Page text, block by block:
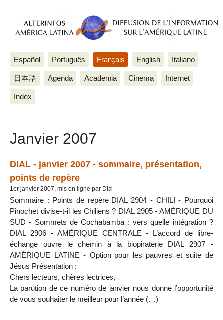
Español Português Français English Italiano
日本語 Agenda Academia Cinema Internet
Index
Janvier 2007
DIAL - janvier 2007 - sommaire, présentation,
points de repère
1er janvier 2007, mis en ligne par Dial
Sommaire : Points de repère DIAL 2904 - CHILI - Pourquoi
Pinochet divise-t-il les Chiliens ? DIAL 2905 - AMÉRIQUE DU
SUD - Sommets de Cochabamba : vers quelle intégration ?
DIAL 2906 - AMÉRIQUE CENTRALE - L’accord de libre-
échange ouvre le chemin à la biopiraterie DIAL 2907 -
AMÉRIQUE LATINE - Option pour les pauvres et suite de
Jésus Présentation :
Chers lecteurs, chères lectrices,
La parution de ce numéro de janvier nous donne l’opportunité
de vous souhaiter le meilleur pour l’année (…)